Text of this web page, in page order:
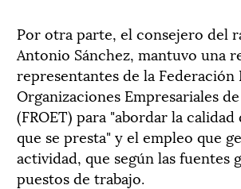
Por otra parte, el consejero del
Antonio Sánchez, mantuvo una
representantes de la Federación
Organizaciones Empresariales
(FROET) para "abordar la
que se presta" y el empleo que
actividad, que según las fuentes
puestos de trabajo.